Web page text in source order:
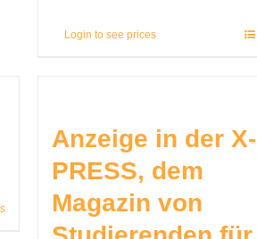
Login to see prices
Anzeige in der X-
PRESS, dem
Magazin von